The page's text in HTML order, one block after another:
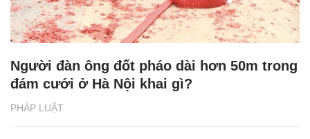
PHÁP LUẬT
Người đàn ông đốt pháo dài hơn 50m trong
đám cưới ở Hà Nội khai gì?